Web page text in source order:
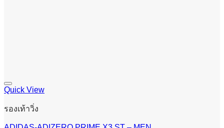
Quick View
รองเท้าวิ่ง